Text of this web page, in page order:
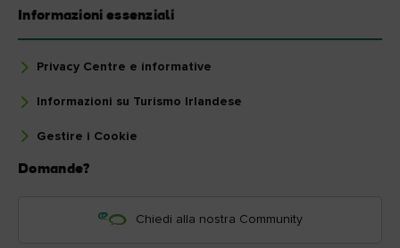
Informazioni essenziali
Privacy Centre e informative
Informazioni su Turismo Irlandese
Gestire i Cookie
Domande?
Chiedi alla nostra Community